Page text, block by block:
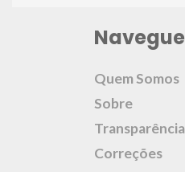
Navegue
Quem Somos
Sobre
Transparência
Correções